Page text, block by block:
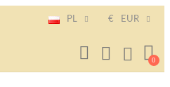
PL € EUR